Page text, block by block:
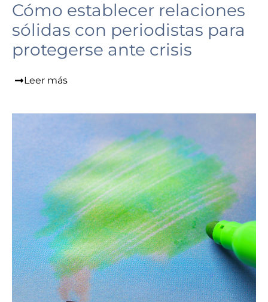
Cómo establecer relaciones
sólidas con periodistas para
protegerse ante crisis
Leer más